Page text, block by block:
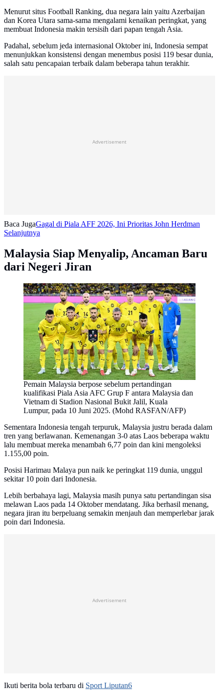
Menurut situs Football Ranking, dua negara lain yaitu Azerbaijan
dan Korea Utara sama-sama mengalami kenaikan peringkat, yang
membuat Indonesia makin tersisih dari papan tengah Asia.
Padahal, sebelum jeda internasional Oktober ini, Indonesia sempat
menunjukkan konsistensi dengan menembus posisi 119 besar dunia,
salah satu pencapaian terbaik dalam beberapa tahun terakhir.
Advertisement
Baca JugaGagal di Piala AFF 2026, Ini Prioritas John Herdman
Selanjutnya
Malaysia Siap Menyalip, Ancaman Baru
dari Negeri Jiran
Pemain Malaysia berpose sebelum pertandingan
kualifikasi Piala Asia AFC Grup F antara Malaysia dan
Vietnam di Stadion Nasional Bukit Jalil, Kuala
Lumpur, pada 10 Juni 2025. (Mohd RASFAN/AFP)
Sementara Indonesia tengah terpuruk, Malaysia justru berada dalam
tren yang berlawanan. Kemenangan 3-0 atas Laos beberapa waktu
lalu membuat mereka menambah 6,77 poin dan kini mengoleksi
1.155,00 poin.
Posisi Harimau Malaya pun naik ke peringkat 119 dunia, unggul
sekitar 10 poin dari Indonesia.
Lebih berbahaya lagi, Malaysia masih punya satu pertandingan sisa
melawan Laos pada 14 Oktober mendatang. Jika berhasil menang,
negara jiran itu berpeluang semakin menjauh dan memperlebar jarak
poin dari Indonesia.
Advertisement
Ikuti berita bola terbaru di Sport Liputan6